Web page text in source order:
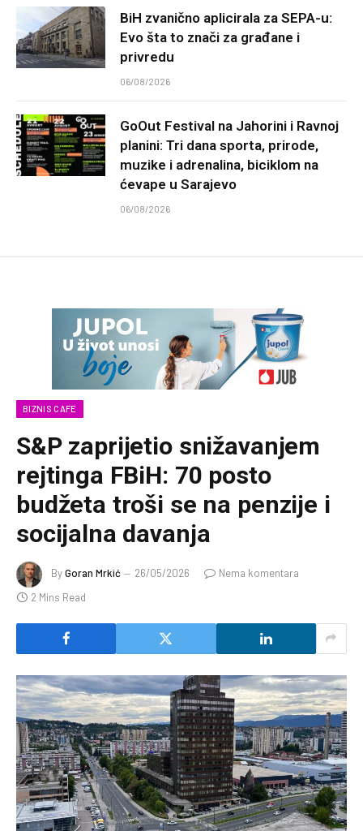
BiH zvanično aplicirala za SEPA-u:
Evo šta to znači za građane i
privredu
06/08/2026
GoOut Festival na Jahorini i Ravnoj
planini: Tri dana sporta, prirode,
muzike i adrenalina, biciklom na
ćevape u Sarajevo
06/08/2026
BIZNIS CAFE
S&P zaprijetio snižavanjem
rejtinga FBiH: 70 posto
budžeta troši se na penzije i
socijalna davanja
ByGoran Mrkić 26/05/2026
Nema komentara
2 Mins Read